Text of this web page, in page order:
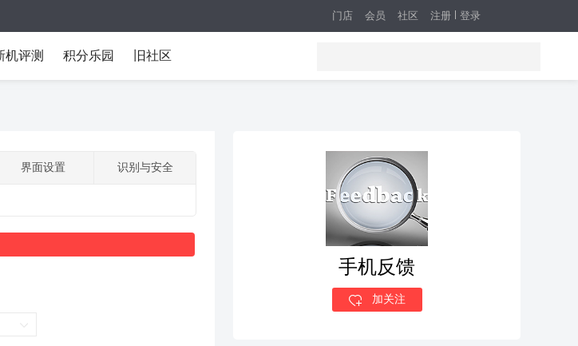
注册 登录
门店 会员 社区
机评测 积分乐园 旧社区
界面设置 识别与安全
手机反馈
加关注